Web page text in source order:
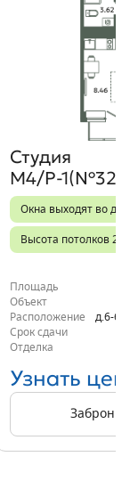
Студия
М4/Р-
Окна выходят во
Высота потолков
Площадь
Объект
Расположение
д.6-6
Срок сдачи
Отделка
Узнать